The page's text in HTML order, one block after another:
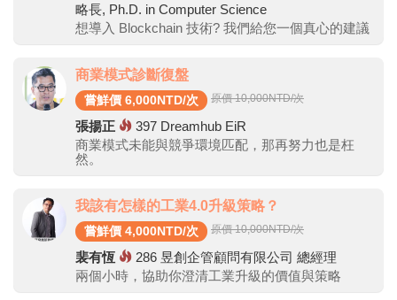
略長, Ph.D. in Computer Science
想導入 Blockchain 技術? 我們給您一個真心的建議
商業模式診斷復盤
嘗鮮價 6,000NTD/次 原價 10,000NTD/次
張揚正 397 Dreamhub EiR
商業模式未能與競爭環境匹配，那再努力也是枉
然。
我該有怎樣的工業4.0升級策略？
嘗鮮價 4,000NTD/次 原價 10,000NTD/次
裴有恆 286 昱創企管顧問有限公司 總經理
兩個小時，協助你澄清工業升級的價值與策略